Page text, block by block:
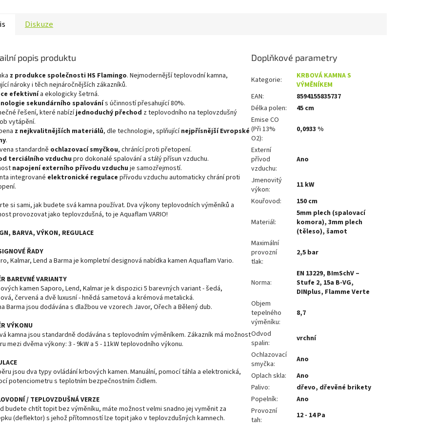
Diskuze
popis produktu
z produkce společnosti HS Flamingo. Nejmodernější teplovodní kamna,
nároky i těch nejnáročnějších zákazníků.
efektivnía ekologicky šetrná.
sekundárního spalovánís účinností přesahující 80%.
řešení, které nabízíjednoduchý přechod z teplovodního na teplovzdušný
vytápění.
z nejkvalitnějších materiálů, dle technologie, splňujícínejpřísnější Evropské
.
standardně ochlazovací smyčkou, chránící proti přetopení.
terciálního vzduchu pro dokonalé spalování a stálý přísun vzduchu.
napojení externího přívodu vzduchu je samozřejmostí.
integrované elektronické regulace přívodu vzduchu automaticky chrání proti
si sami, jak budete svá kamna používat. Dva výkony teplovodních výměníků a
provozovat jako teplovzdušná, to je Aquaflam VARIO!
BARVA, VÝKON, REGULACE
ŘADY
Kalmar, Lend a Barma je kompletní designová nabídka kamen Aquaflam Vario.
BAREVNÉ VARIANTY
kamen Saporo, Lend, Kalmar je k dispozici 5 barevných variant - šedá,
červená a dvě luxusní - hnědá sametová a krémová metalická.
Barma jsou dodávána s dlažbou ve vzorech Javor, Ořech a Bělený dub.
VÝKONU
kamna jsou standardně dodávána s teplovodním výměníkem. Zákazník má možnost
mezi dvěma výkony: 3 - 9kW a 5 - 11kW teplovodního výkonu.
jsou dva typy ovládání krbových kamen. Manuální, pomocí táhla a elektronická,
potenciometru s teplotním bezpečnostním čidlem.
/ TEPLOVZDUŠNÁ VERZE
budete chtít topit bez výměníku, máte možnost velmi snadno jej vyměnit za
(deflektor) s jehož přítomností lze topit jako v teplovzdušných kamnech.
Doplňkové parametry
Kategorie:
KRBOVÁ KAMNA S
VÝMĚNÍKEM
EAN:
8594155835737
Délka polen:
45 cm
Emise CO
(Při 13%
O2):
0,0933 %
Externí
přívod
vzduchu:
Ano
Jmenovitý
výkon:
11 kW
Kouřovod: 150 cm
Materiál:
5mm plech (spalovací
komora), 3mm plech
(těleso), šamot
Maximální
provozní
tlak:
2,5 bar
Norma:
EN 13229, BImSchV –
Stufe 2, 15a B-VG,
DINplus, Flamme Verte
Objem
tepelného
výměníku:
8,7
Odvod
spalin:
vrchní
Ochlazovací
smyčka:
Ano
Oplach skla:
Ano
Palivo:
dřevo, dřevěné brikety
Popelník:
Ano
Provozní
tah:
12 - 14 Pa